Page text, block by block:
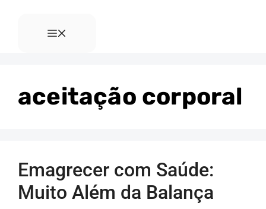
aceitação corporal
Emagrecer com Saúde:
Muito Além da Balança